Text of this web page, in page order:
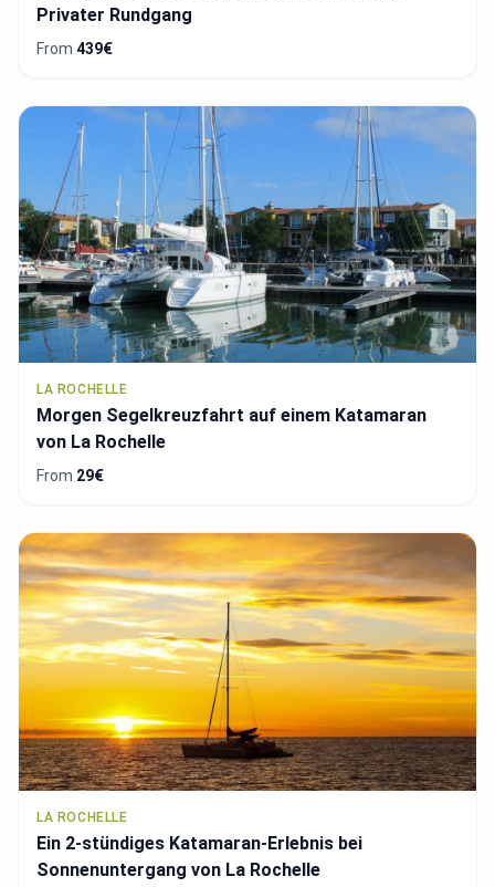
Privater Rundgang
From 439€
LA ROCHELLE
Morgen Segelkreuzfahrt auf einem Katamaran
von La Rochelle
From 29€
LA ROCHELLE
Ein 2-stündiges Katamaran-Erlebnis bei
Sonnenuntergang von La Rochelle